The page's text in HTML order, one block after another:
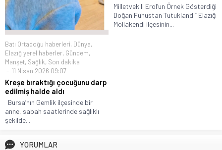
Batı Ortadoğu haberleri, Dünya,
Elazığ yerel haberler, Gündem,
Manşet, Sağlık, Son dakika
11 Nisan 2026 09:07
Kreşe bıraktığı çocuğunu darp
edilmiş halde aldı
Bursa’nın Gemlik ilçesinde bir
anne, sabah saatlerinde sağlıklı
şekilde...
Milletvekili Erol’un Örnek Gösterdiği
Doğan Fuhustan Tutuklandı” Elazığ
Mollakendi ilçesinin...
YORUMLAR